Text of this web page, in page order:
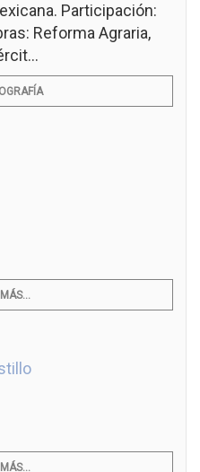
Participación:
Reforma Agraria,